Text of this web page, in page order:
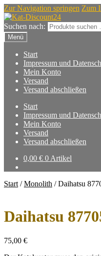
Zur Navigation springen Zum
Suchen nach:
Menü
Start
Impressum und
Mein Konto
Versand
Versand abschließen
Start
Impressum und
Mein Konto
Versand
Versand abschließen
0,00 € 0 Artikel
Start /Monolith /Daihatsu
Daihatsu
75,00 €